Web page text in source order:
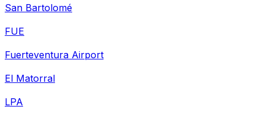
San Bartolomé
FUE
Fuerteventura Airport
El Matorral
LPA